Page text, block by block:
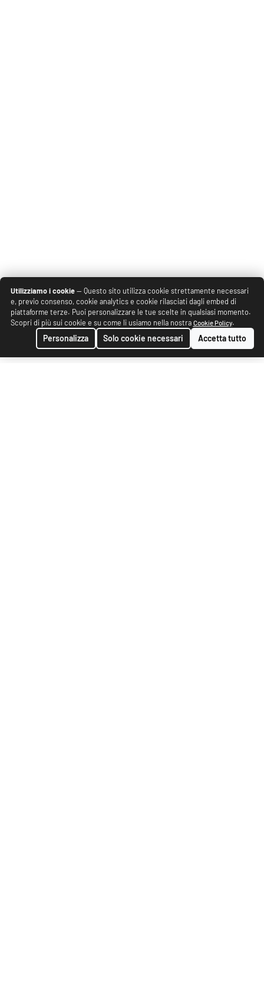
Utilizziamo i cookie— Questo sito utilizza cookie strettamente necessari
e, previo consenso, cookie analytics e cookie rilasciati dagli embed di
piattaforme terze. Puoi personalizzare le tue scelte in qualsiasi momento.
Scopri di più sui cookie e su come li usiamo nella nostra Cookie Policy.
Personalizza Solo cookie necessari Accetta tutto